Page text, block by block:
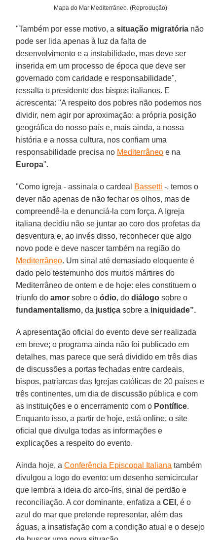
Mapa do Mar Mediterrâneo. (Reprodução)
"Também por esse motivo, asituação migratória não
pode ser lida apenas à luz da falta de
desenvolvimento e a instabilidade, mas deve ser
inserida em um processo de época que deve ser
governado com caridade e responsabilidade",
ressalta o presidente dos bispos italianos. E
acrescenta: "A respeito dos pobres não podemos nos
dividir, nem agir por aproximação: a própria posição
geográfica do nosso país e, mais ainda, a nossa
história e a nossa cultura, nos confiam uma
responsabilidade precisa no Mediterrâneo e na
Europa".
"Como igreja - assinala o cardeal Bassetti -, temos o
dever não apenas de não fechar os olhos, mas de
compreendê-la e denunciá-la com força. A Igreja
italiana decidiu não se juntar ao coro dos profetas da
desventura e, ao invés disso, reconhecer que algo
novo pode e deve nascer também na região do
Mediterrâneo. Um sinal até demasiado eloquente é
dado pelo testemunho dos muitos mártires do
Mediterrâneo de ontem e de hoje: eles constituem o
triunfo doamor sobre oódio, dodiálogo sobre o
fundamentalismo, da justiça sobre a iniquidade”.
A apresentação oficial do evento deve ser realizada
em breve; o programa ainda não foi publicado em
detalhes, mas parece que será dividido em três dias
de discussões a portas fechadas entre cardeais,
bispos, patriarcas das Igrejas católicas de 20 países e
três continentes, um dia de discussão pública e com
as instituições e o encerramento com o Pontífice.
Enquanto isso, a partir de hoje, está online, o site
oficial que divulga todas as informações e
explicações a respeito do evento.
Ainda hoje, aConferência Episcopal Italiana também
divulgou a logo do evento: um desenho semicircular
que lembra a ideia do arco-íris, sinal de perdão e
reconciliação. A cor dominante, enfatiza aCEI , é o
azul do mar que pretende representar, além das
águas, a insatisfação com a condição atual e o desejo